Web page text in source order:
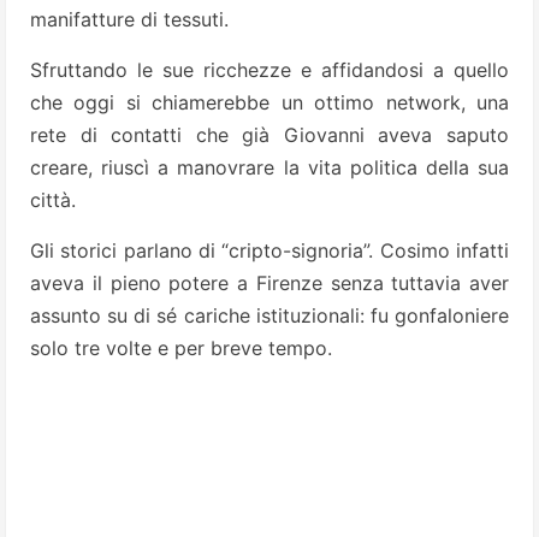
manifatture di tessuti.
Sfruttando le sue ricchezze e affidandosi a quello
che oggi si chiamerebbe un ottimo network, una
rete di contatti che già Giovanni aveva saputo
creare, riuscì a manovrare la vita politica della sua
città.
Gli storici parlano di “cripto-signoria”. Cosimo infatti
aveva il pieno potere a Firenze senza tuttavia aver
assunto su di sé cariche istituzionali: fu gonfaloniere
solo tre volte e per breve tempo.